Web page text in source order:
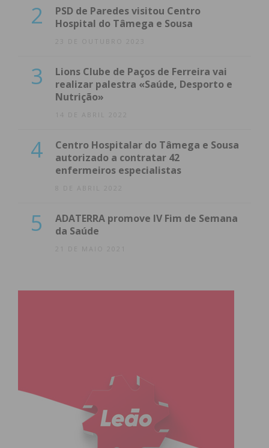
2
PSD de Paredes visitou Centro
Hospital do Tâmega e Sousa
23 DE OUTUBRO 2023
3
Lions Clube de Paços de Ferreira vai
realizar palestra «Saúde, Desporto e
Nutrição»
14 DE ABRIL 2022
4
Centro Hospitalar do Tâmega e Sousa
autorizado a contratar 42
enfermeiros especialistas
8 DE ABRIL 2022
5
ADATERRA promove IV Fim de Semana
da Saúde
21 DE MAIO 2021